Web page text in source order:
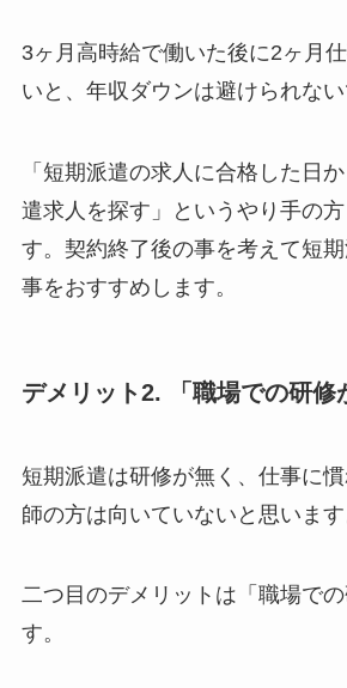
3ヶ月高時給で働いた後に2ヶ月
いと、年収ダウンは避けられない
「短期派遣の求人に合格した日
遣求人を探す」というやり手の
す。契約終了後の事を考えて短
事をおすすめします。
デメリット2. 「職場での研修
短期派遣は研修が無く、仕事に
師の方は向いていないと思います
二つ目のデメリットは「職場で
す。